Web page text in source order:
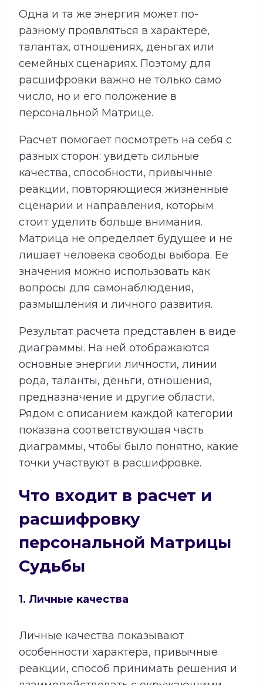
Одна и та же энергия может по-
разному проявляться в характере,
талантах, отношениях, деньгах или
семейных сценариях. Поэтому для
расшифровки важно не только само
число, но и его положение в
персональной Матрице.
Расчет помогает посмотреть на себя с
разных сторон: увидеть сильные
качества, способности, привычные
реакции, повторяющиеся жизненные
сценарии и направления, которым
стоит уделить больше внимания.
Матрица не определяет будущее и не
лишает человека свободы выбора. Ее
значения можно использовать как
вопросы для самонаблюдения,
размышления и личного развития.
Результат расчета представлен в виде
диаграммы. На ней отображаются
основные энергии личности, линии
рода, таланты, деньги, отношения,
предназначение и другие области.
Рядом с описанием каждой категории
показана соответствующая часть
диаграммы, чтобы было понятно, какие
точки участвуют в расшифровке.
Что входит в расчет и
расшифровку
персональной Матрицы
Судьбы
1. Личные качества
Личные качества показывают
особенности характера, привычные
реакции, способ принимать решения и